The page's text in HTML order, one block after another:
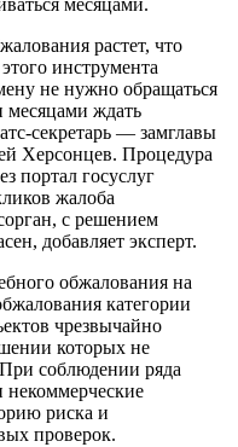
месяцами.
растет, что
инструмента
не нужно обращаться
месяцами ждать
секретарь — замглавы
Херсонцев. Процедура
портал госуслуг
жалоба
с решением
добавляет эксперт.
обжалования на
категории
чрезвычайно
которых не
соблюдении ряда
некоммерческие
риска и
проверок.